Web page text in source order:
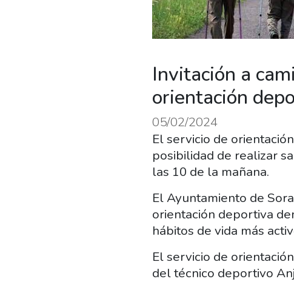
Invitación a
orientación
05/02/2024
El servicio de
posibilidad de realizar
las 10 de la mañana.
El Ayuntamiento de
orientación deportiva
hábitos de vida más
El servicio de
del técnico deportivo